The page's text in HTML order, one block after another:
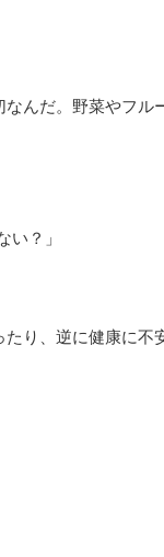
んだ。野菜やフル
？」
り、逆に健康に不